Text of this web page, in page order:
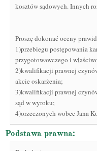
kosztów sądowych. Innych
Proszę dokonać oceny
1)przebiegu postępowania
przygotowawczego i
2)kwalifikacji prawnej
akcie oskarżenia;
3)kwalifikacji prawnej
sąd w wyroku;
4)orzeczonych wobec Jana
Podstawa prawna: